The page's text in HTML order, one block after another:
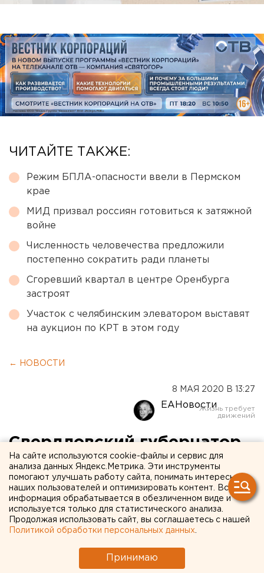
ЧИТАЙТЕ ТАКЖЕ:
Режим БПЛА-опасности ввели в Пермском
крае
МИД призвал россиян готовиться к затяжной
войне
Численность человечества предложили
постепенно сократить ради планеты
Сгоревший квартал в центре Оренбурга
застроят
Участок с челябинским элеватором выставят
на аукцион по КРТ в этом году
← НОВОСТИ
8 МАЯ 2020 В 13:27
ЕАНовости
Свердловский губернатор
и мэр Екатеринбурга
открыли памятные
мероприятия к Дню Победы
(ФОТО)
На сайте используются cookie-файлы и сервис для
анализа данных Яндекс.Метрика. Эти инструменты
помогают улучшать работу сайта, понимать интересы
наших пользователей и оптимизировать контент. Вся
информация обрабатывается в обезличенном виде и
используется только для статистического анализа.
Продолжая использовать сайт, вы соглашаетесь с нашей
Политикой обработки персональных данных
Принимаю